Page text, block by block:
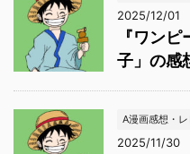
2025/12/01
『ワン
子」の感
A漫画感想・レ
2025/11/30